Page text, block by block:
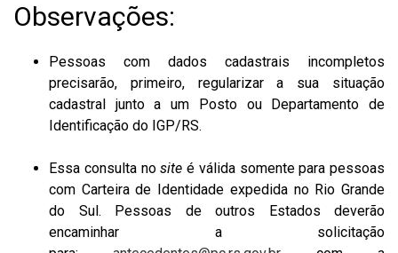
Observações:
Pessoas com dados cadastrais incompletos
precisarão, primeiro, regularizar a sua situação
cadastral junto a um Posto ou Departamento de
Identificação do IGP/RS.
Essa consulta no site é válida somente para pessoas
com Carteira de Identidade expedida no Rio Grande
do Sul. Pessoas de outros Estados deverão
encaminhar a solicitação